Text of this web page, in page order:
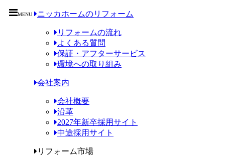
MENU ニッカホームのリフォーム
リフォームの流れ
よくある質問
保証・アフターサービス
環境への取り組み
会社案内
会社概要
沿革
2027年新卒採用サイト
中途採用サイト
リフォーム市場